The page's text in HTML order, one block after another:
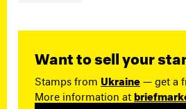
Want to sell your
Stamps from Ukraine— get a
More information at